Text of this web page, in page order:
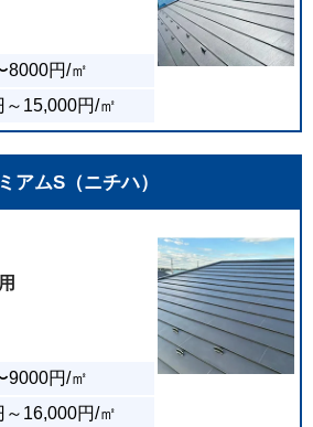
願いして本当に正解でした。作業
対応も終始親切でした。肝心の仕
大変満足です。 説明が終始明確で
印象的でした。お世話になりあり
た。
による屋根のカバー工法でお願い
積もりもしましたが、御社の説明
瞭で分かりやすく、迷いなく依頼
た。 スムーズな作業であっという
し、ありがたかったです。 常に感
がりも美しく大満足です。 また何
にお願いしたいと思っておりま
8000円/㎡
～15,000円/㎡
アムS（ニチハ）
9000円/㎡
～16,000円/㎡